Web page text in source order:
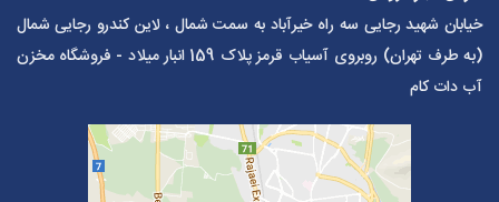
خیابان شهید رجایی سه راه خیرآباد به سمت شمال ، لاین کندرو رجایی شمال
(به طرف تهران) روبروی آسیاب قرمز پلاک 159 انبار میلاد - فروشگاه مخزن
آب دات کام